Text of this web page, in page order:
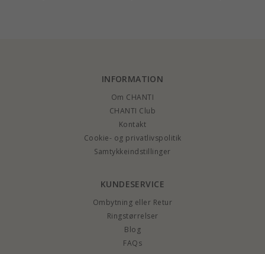
INFORMATION
Om CHANTI
CHANTI Club
Kontakt
Cookie- og privatlivspolitik
Samtykkeindstillinger
KUNDESERVICE
Ombytning eller Retur
Ringstørrelser
Blog
FAQs